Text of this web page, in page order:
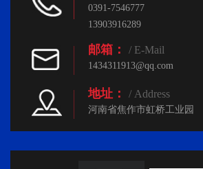
0391-7546777
13903916289
邮箱： / E-Mail
1434311913@qq.com
地址： / Address
河南省焦作市虹桥工业园